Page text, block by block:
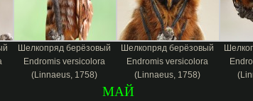
Шелкопряд берёзовый
Endromis versicolora
(Linnaeus, 1758)
Шелкопряд берёзовый
Endromis versicolora
(Linnaeus, 1758)
МАЙ